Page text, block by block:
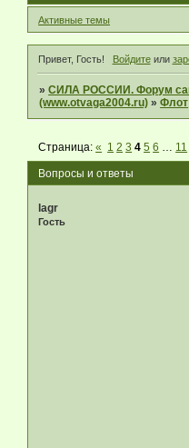
Активные темы
Привет, Гость! Войдитеили
»СИЛА РОССИИ. Форум
(www.otvaga2004.ru) »Флот
Вопросы и ответы
Страница:« 1 2 3 4 5 6 11
lagr
Гость